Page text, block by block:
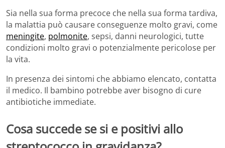
Sia nella sua forma precoce che nella sua forma tardiva,
la malattia può causare conseguenze molto gravi, come
meningite, polmonite, sepsi, danni neurologici, tutte
condizioni molto gravi o potenzialmente pericolose per
la vita.
In presenza dei sintomi che abbiamo elencato, contatta
il medico. Il bambino potrebbe aver bisogno di cure
antibiotiche immediate.
Cosa succede se si e positivi allo